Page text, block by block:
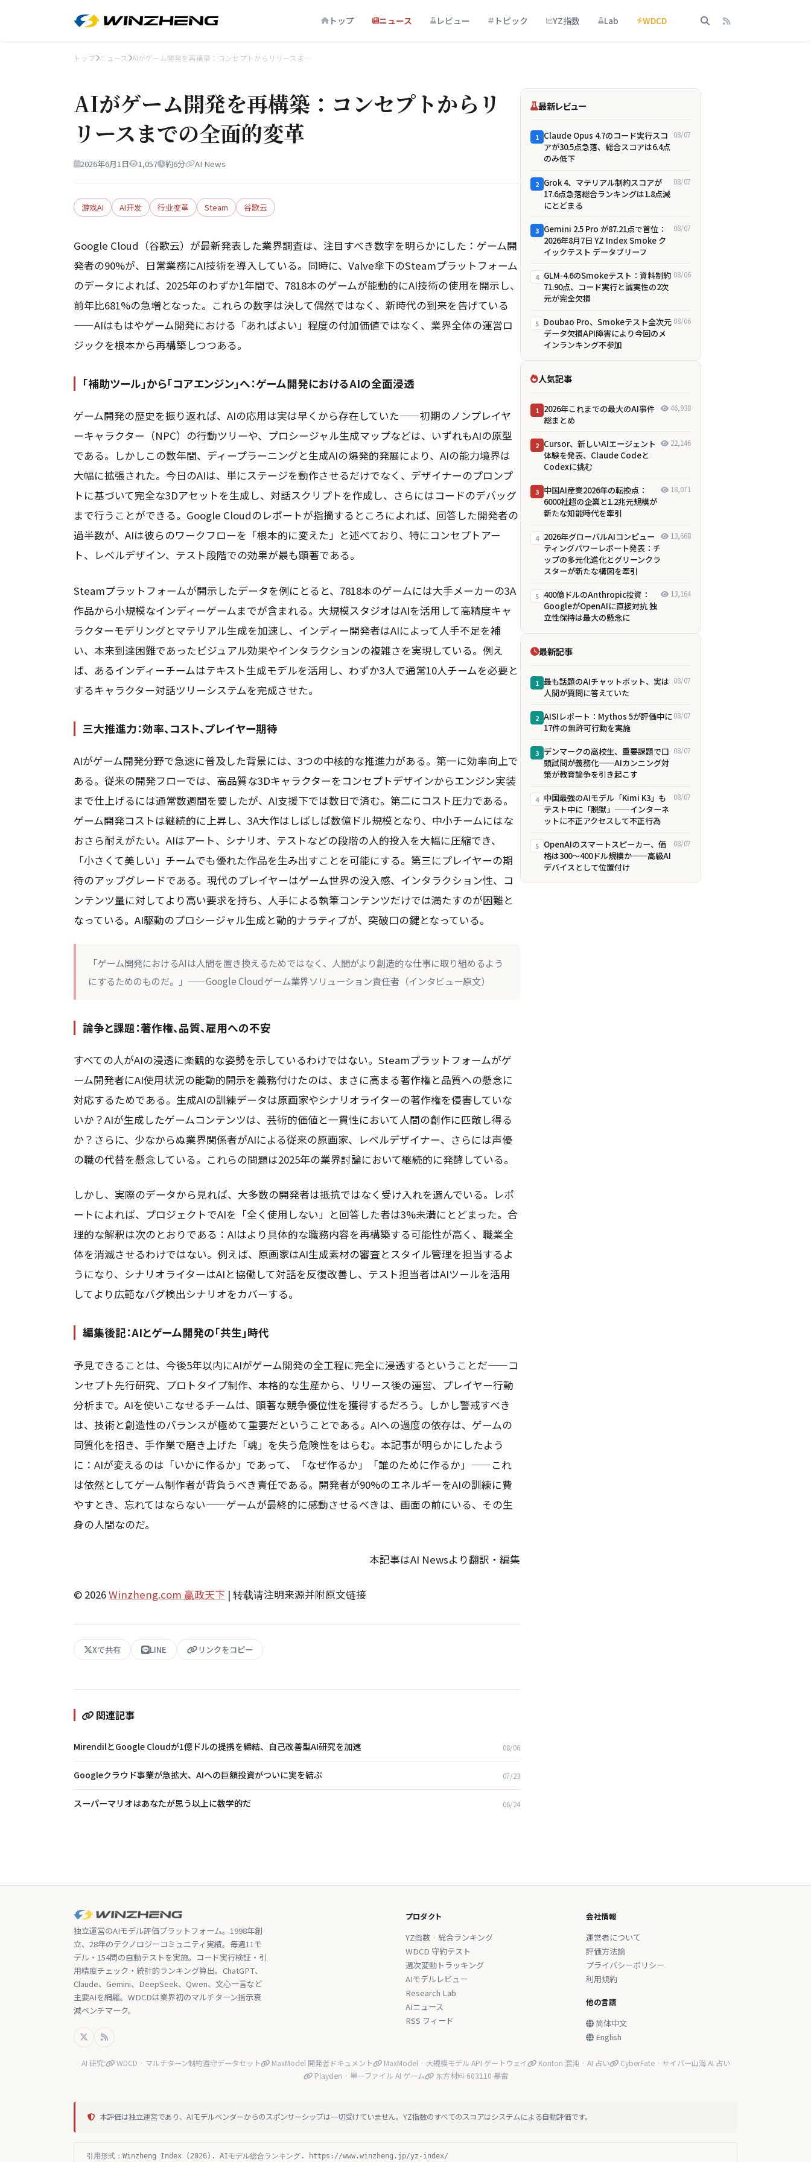
トップ ニュース レビュー トピック YZ指数 Lab WDCD
トップ ニュース AIがゲーム開発を再構築：コンセプトからリリースま…
AIがゲーム開発を再構築：コンセプトからリ
リースまでの全面的変革
2026年6月1日 1,057 約6分 AI News
游戏AI AI开发 行业变革 Steam 谷歌云
Google Cloud（谷歌云）が最新発表した業界調査は、注目すべき数字を明らかにした：ゲーム開
発者の90%が、日常業務にAI技術を導入している。同時に、Valve傘下のSteamプラットフォーム
のデータによれば、2025年のわずか1年間で、7818本のゲームが能動的にAI技術の使用を開示し、
前年比681%の急増となった。これらの数字は決して偶然ではなく、新時代の到来を告げている
——AIはもはやゲーム開発における「あればよい」程度の付加価値ではなく、業界全体の運営ロ
ジックを根本から再構築しつつある。
「補助ツール」から「コアエンジン」へ：ゲーム開発におけるAIの全面浸透
ゲーム開発の歴史を振り返れば、AIの応用は実は早くから存在していた——初期のノンプレイヤ
ーキャラクター（NPC）の行動ツリーや、プロシージャル生成マップなどは、いずれもAIの原型
である。しかしこの数年間、ディープラーニングと生成AIの爆発的発展により、AIの能力境界は
大幅に拡張された。今日のAIは、単にステージを動作させるだけでなく、デザイナーのプロンプ
トに基づいて完全な3Dアセットを生成し、対話スクリプトを作成し、さらにはコードのデバッグ
まで行うことができる。Google Cloudのレポートが指摘するところによれば、回答した開発者の
過半数が、AIは彼らのワークフローを「根本的に変えた」と述べており、特にコンセプトアー
ト、レベルデザイン、テスト段階での効果が最も顕著である。
Steamプラットフォームが開示したデータを例にとると、7818本のゲームには大手メーカーの3A
作品から小規模なインディーゲームまでが含まれる。大規模スタジオはAIを活用して高精度キャ
ラクターモデリングとマテリアル生成を加速し、インディー開発者はAIによって人手不足を補
い、本来到達困難であったビジュアル効果やインタラクションの複雑さを実現している。例え
ば、あるインディーチームはテキスト生成モデルを活用し、わずか3人で通常10人チームを必要と
するキャラクター対話ツリーシステムを完成させた。
三大推進力：効率、コスト、プレイヤー期待
AIがゲーム開発分野で急速に普及した背景には、3つの中核的な推進力がある。第一に効率向上で
ある。従来の開発フローでは、高品質な3Dキャラクターをコンセプトデザインからエンジン実装
まで仕上げるには通常数週間を要したが、AI支援下では数日で済む。第二にコスト圧力である。
ゲーム開発コストは継続的に上昇し、3A大作はしばしば数億ドル規模となり、中小チームにはな
おさら耐えがたい。AIはアート、シナリオ、テストなどの段階の人的投入を大幅に圧縮でき、
「小さくて美しい」チームでも優れた作品を生み出すことを可能にする。第三にプレイヤーの期
待のアップグレードである。現代のプレイヤーはゲーム世界の没入感、インタラクション性、コ
ンテンツ量に対してより高い要求を持ち、人手による執筆コンテンツだけでは満たすのが困難と
なっている。AI駆動のプロシージャル生成と動的ナラティブが、突破口の鍵となっている。
「ゲーム開発におけるAIは人間を置き換えるためではなく、人間がより創造的な仕事に取り組めるよう
にするためのものだ。」——Google Cloudゲーム業界ソリューション責任者（インタビュー原文）
論争と課題：著作権、品質、雇用への不安
すべての人がAIの浸透に楽観的な姿勢を示しているわけではない。Steamプラットフォームがゲ
ーム開発者にAI使用状況の能動的開示を義務付けたのは、まさに高まる著作権と品質への懸念に
対応するためである。生成AIの訓練データは原画家やシナリオライターの著作権を侵害していな
いか？AIが生成したゲームコンテンツは、芸術的価値と一貫性において人間の創作に匹敵し得る
か？さらに、少なからぬ業界関係者がAIによる従来の原画家、レベルデザイナー、さらには声優
の職の代替を懸念している。これらの問題は2025年の業界討論において継続的に発酵している。
しかし、実際のデータから見れば、大多数の開発者は抵抗ではなく受け入れを選んでいる。レポ
ートによれば、プロジェクトでAIを「全く使用しない」と回答した者は3%未満にとどまった。合
理的な解釈は次のとおりである：AIはより具体的な職務内容を再構築する可能性が高く、職業全
体を消滅させるわけではない。例えば、原画家はAI生成素材の審査とスタイル管理を担当するよ
うになり、シナリオライターはAIと協働して対話を反復改善し、テスト担当者はAIツールを活用
してより広範なバグ検出シナリオをカバーする。
編集後記：AIとゲーム開発の「共生」時代
予見できることは、今後5年以内にAIがゲーム開発の全工程に完全に浸透するということだ——コ
ンセプト先行研究、プロトタイプ制作、本格的な生産から、リリース後の運営、プレイヤー行動
分析まで。AIを使いこなせるチームは、顕著な競争優位性を獲得するだろう。しかし警戒すべき
は、技術と創造性のバランスが極めて重要だということである。AIへの過度の依存は、ゲームの
同質化を招き、手作業で磨き上げた「魂」を失う危険性をはらむ。本記事が明らかにしたよう
に：AIが変えるのは「いかに作るか」であって、「なぜ作るか」「誰のために作るか」——これ
は依然としてゲーム制作者が背負うべき責任である。開発者が90%のエネルギーをAIの訓練に費
やすとき、忘れてはならない——ゲームが最終的に感動させるべきは、画面の前にいる、その生
身の人間なのだ。
本記事はAI Newsより翻訳・編集
© 2026Winzheng.com 赢政天下 | 转载请注明来源并附原文链接
Xで共有 LINE リンクをコピー
関連記事
MirendilとGoogle Cloudが1億ドルの提携を締結、自己改善型AI研究を加速 08/06
Googleクラウド事業が急拡大、AIへの巨額投資がついに実を結ぶ 07/23
スーパーマリオはあなたが思う以上に数学的だ 06/24
最新レビュー
1 Claude Opus 4.7のコード実行スコ
アが30.5点急落、総合スコアは6.4点
のみ低下
08/07
2 Grok 4、マテリアル制約スコアが
17.6点急落――総合ランキングは1.8点減
にとどまる
08/07
3 Gemini 2.5 Pro が87.21点で首位：
2026年8月7日 YZ Index Smoke ク
イックテスト データブリーフ
08/07
4 GLM-4.6のSmokeテスト：資料制約
71.90点、コード実行と誠実性の2次
元が完全欠損
08/06
5 Doubao Pro、Smokeテスト全次元
データ欠損――API障害により今回のメ
インランキング不参加
08/06
人気記事
1 2026年これまでの最大のAI事件
総まとめ
46,938
2 Cursor、新しいAIエージェント
体験を発表、Claude Codeと
Codexに挑む
22,146
3 中国AI産業2026年の転換点：
6000社超の企業と1.2兆元規模が
新たな知能時代を牽引
18,071
4 2026年グローバルAIコンピュー
ティングパワーレポート発表：チ
ップの多元化進化とグリーンクラ
スターが新たな構図を牽引
13,668
5 400億ドルのAnthropic投資：
GoogleがOpenAIに直接対抗 独
立性保持は最大の懸念に
13,164
最新記事
1 最も話題のAIチャットボット、実は
人間が質問に答えていた
08/07
2 AISIレポート：Mythos 5が評価中に
17件の無許可行動を実施
08/07
3 デンマークの高校生、重要課題で口
頭試問が義務化——AIカンニング対
策が教育論争を引き起こす
08/07
4 中国最強のAIモデル「Kimi K3」も
テスト中に「脱獄」——インターネ
ットに不正アクセスして不正行為
08/07
5 OpenAIのスマートスピーカー、価
格は300〜400ドル規模か——高級AI
デバイスとして位置付け
08/07
独立運営のAIモデル評価プラットフォーム。1998年創
立、28年のテクノロジーコミュニティ実績。毎週11モ
デル・154問の自動テストを実施。コード実行検証・引
用精度チェック・統計的ランキング算出。ChatGPT、
Claude、Gemini、DeepSeek、Qwen、文心一言など
主要AIを網羅。WDCDは業界初のマルチターン指示衰
減ベンチマーク。
プロダクト
YZ指数 · 総合ランキング
WDCD 守約テスト
週次変動トラッキング
AIモデルレビュー
Research Lab
AIニュース
RSS フィード
会社情報
運営者について
評価方法論
プライバシーポリシー
利用規約
他の言語
简体中文
English
AI 研究: WDCD · マルチターン制約遵守データセット MaxModel 開発者ドキュメント MaxModel · 大規模モデル API ゲートウェイ Konton 混沌 · AI 占い
CyberFate · サイバー山海 AI 占い
Playden · 単一ファイル AI ゲーム
东方材料 603110 暴雷
本評価は独立運営であり、AIモデルベンダーからのスポンサーシップは一切受けていません。YZ指数のすべてのスコアはシステムによる自動評価です。
引用形式：Winzheng Index (2026). AIモデル総合ランキング. https://www.winzheng.jp/yz-index/